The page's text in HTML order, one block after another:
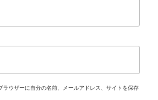
ラウザーに自分の名前、メールアドレス、サイトを保存